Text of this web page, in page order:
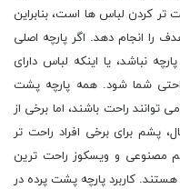
تر کردن لباس ها است، بنابراین
را انجام دهد. اگر پارچه اصلی
نباشد، یا اینکه لباس دارای
شما شود. همه پارچه پشت
توانند راحت باشند، اما برخی از
پشم برای برخی افراد راحت تر
مصنوعی و ویسکوز راحت ترین
کاربرد پارچه پشت پرده در